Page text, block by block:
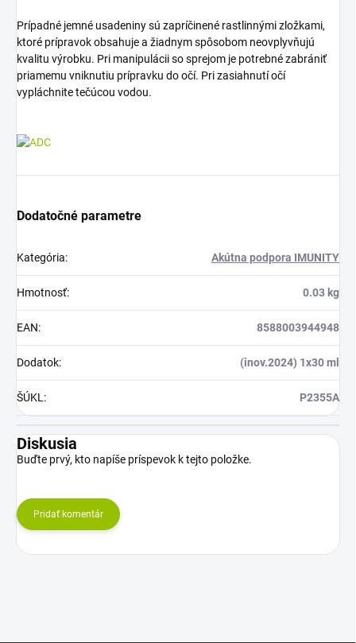
Prípadné jemné usadeniny sú zapríčinené rastlinnými zložkami,
ktoré prípravok obsahuje a žiadnym spôsobom neovplyvňujú
kvalitu výrobku. Pri manipulácii so sprejom je potrebné zabrániť
priamemu vniknutiu prípravku do očí. Pri zasiahnutí očí
vypláchnite tečúcou vodou.
Dodatočné parametre
Kategória: Akútna podpora IMUNITY
Hmotnosť: 0.03 kg
EAN: 8588003944948
Dodatok: (inov.2024) 1x30 ml
ŠÚKL : P2355A
Diskusia
Buďte prvý, kto napíše príspevok k tejto položke.
Pridať komentár